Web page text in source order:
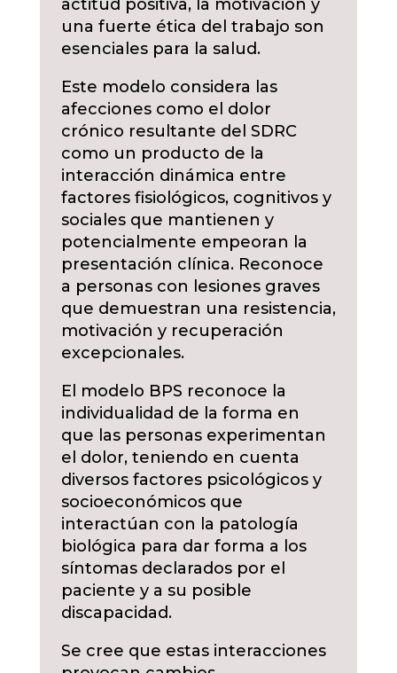
actitud positiva, la motivación y
una fuerte ética del trabajo son
esenciales para la salud.
Este modelo considera las
afecciones como el dolor
crónico resultante del SDRC
como un producto de la
interacción dinámica entre
factores fisiológicos, cognitivos y
sociales que mantienen y
potencialmente empeoran la
presentación clínica. Reconoce
a personas con lesiones graves
que demuestran una resistencia,
motivación y recuperación
excepcionales.
El modelo BPS reconoce la
individualidad de la forma en
que las personas experimentan
el dolor, teniendo en cuenta
diversos factores psicológicos y
socioeconómicos que
interactúan con la patología
biológica para dar forma a los
síntomas declarados por el
paciente y a su posible
discapacidad.
Se cree que estas interacciones